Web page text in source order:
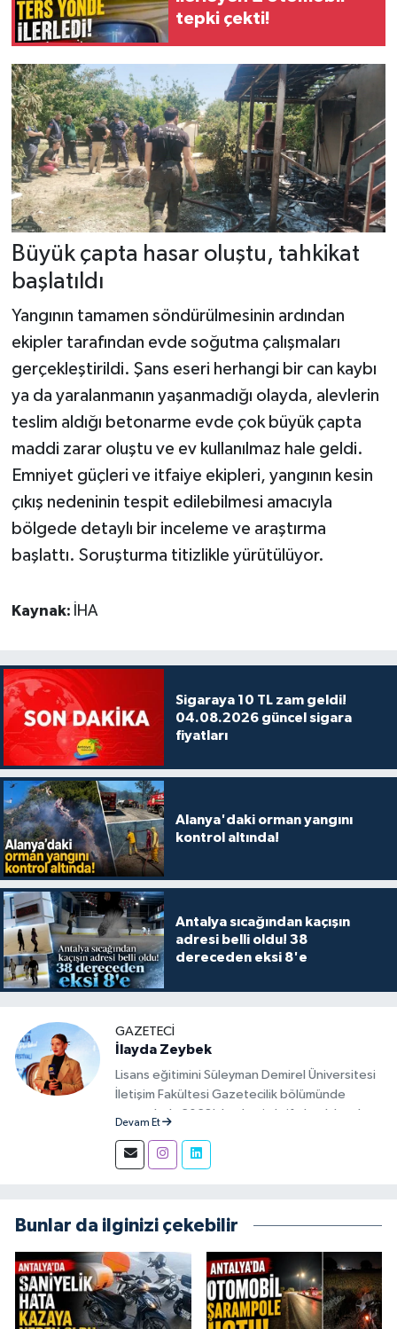
tepki çekti!
Büyük çapta hasar oluştu, tahkikat
başlatıldı
Yangının tamamen söndürülmesinin ardından
ekipler tarafından evde soğutma çalışmaları
gerçekleştirildi. Şans eseri herhangi bir can kaybı
ya da yaralanmanın yaşanmadığı olayda, alevlerin
teslim aldığı betonarme evde çok büyük çapta
maddi zarar oluştu ve ev kullanılmaz hale geldi.
Emniyet güçleri ve itfaiye ekipleri, yangının kesin
çıkış nedeninin tespit edilebilmesi amacıyla
bölgede detaylı bir inceleme ve araştırma
başlattı. Soruşturma titizlikle yürütülüyor.
Kaynak: İHA
Sigaraya 10 TL zam geldi!
04.08.2026 güncel sigara
fiyatları
Alanya'daki orman yangını
kontrol altında!
Antalya sıcağından kaçışın
adresi belli oldu! 38
dereceden eksi 8'e
GAZETECI
İlayda Zeybek
Lisans eğitimini Süleyman Demirel Üniversitesi
İletişim Fakültesi Gazetecilik bölümünde
tamamladı. 2023'den beri aktif olarak basılı,
aşamalarında muhabir ve editör olarak görev
alıyor.
Devam Et
Bunlar da ilginizi çekebilir